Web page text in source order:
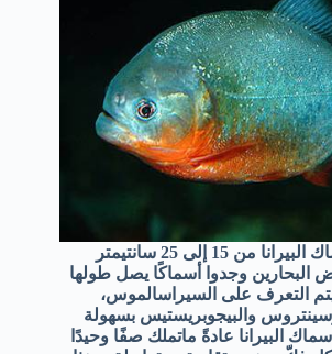
عادةً مايكون طول أسماك البيرانا من 15 إلى 25 سانتيمتر
البحارين وجدوا أسماكًا يصل طولها
يتم التعرف على السيراسالموس،
والبيجوبريستيس بسهولة
البيرانا عادةً ماتملك صفًا وحيدًا